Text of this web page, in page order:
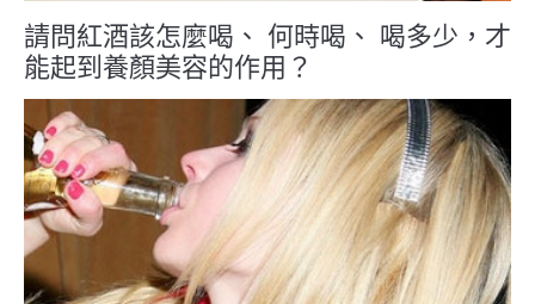
請問紅酒該怎麼喝、 何時喝、 喝多少，才
能起到養顏美容的作用？